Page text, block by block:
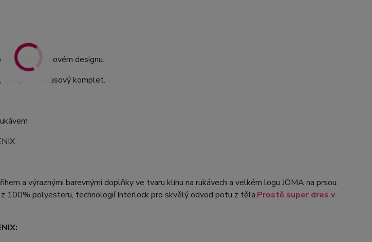
JOMA v novém designu.
i jako zápasový komplet.
a výraznými barevnými doplňky ve tvaru klínu na rukávech a velkém logu JOMA na prsou.
100% polyesteru, technologií Interlock pro skvělý odvod potu z těla.Prostě super dres v